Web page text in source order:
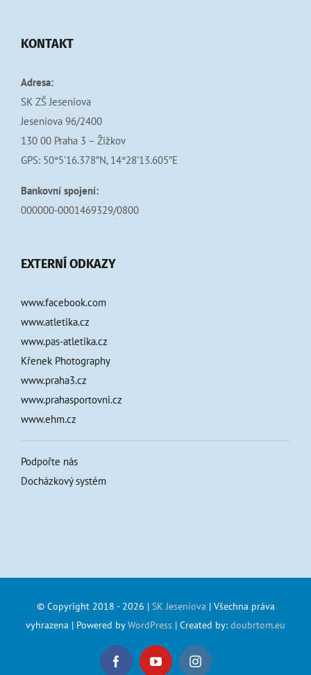
KONTAKT
Adresa:
SK ZŠ Jeseniova
Jeseniova 96/2400
130 00 Praha 3 – Žižkov
GPS: 50°5’16.378″N, 14°28’13.605″E
Bankovní spojení:
000000-0001469329/0800
EXTERNÍ ODKAZY
www.facebook.com
www.atletika.cz
www.pas-atletika.cz
Křenek Photography
www.praha3.cz
www.prahasportovni.cz
www.ehm.cz
Podpořte nás
Docházkový systém
© Copyright 2018 - 2026 | SK Jeseniova | Všechna práva
vyhrazena | Powered byWordPress | Created by: doubrtom.eu
FacebookYouTubeInstagram